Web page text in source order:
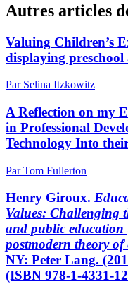
Autres articles
Valuing Children’s
displaying
Par Selina Itzkowitz
A Reflection on my
in Professional
Technology Into
Par Tom Fullerton
Henry Giroux.
Values: Challenging
and public education
postmodern theory
NY: Peter Lang.
(ISBN 978-1-4331-